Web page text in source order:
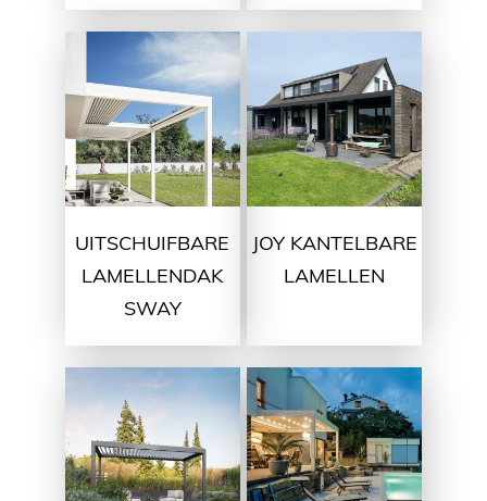
UITSCHUIFBARE
LAMELLENDAK
SWAY
JOY KANTELBARE
LAMELLEN